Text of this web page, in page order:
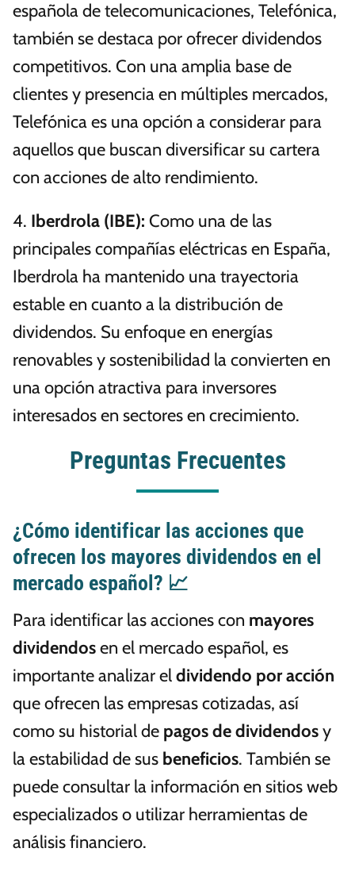
española de telecomunicaciones, Telefónica,
también se destaca por ofrecer dividendos
competitivos. Con una amplia base de
clientes y presencia en múltiples mercados,
Telefónica es una opción a considerar para
aquellos que buscan diversificar su cartera
con acciones de alto rendimiento.
4. Iberdrola (IBE): Como una de las
principales compañías eléctricas en España,
Iberdrola ha mantenido una trayectoria
estable en cuanto a la distribución de
dividendos. Su enfoque en energías
renovables y sostenibilidad la convierten en
una opción atractiva para inversores
interesados en sectores en crecimiento.
Preguntas Frecuentes
¿Cómo identificar las acciones que
ofrecen los mayores dividendos en el
mercado español? 📈
Para identificar las acciones con mayores
dividendosen el mercado español, es
importante analizar eldividendo por acción
que ofrecen las empresas cotizadas, así
como su historial de pagos de dividendosy
la estabilidad de sus beneficios. También se
puede consultar la información en sitios web
especializados o utilizar herramientas de
análisis financiero.